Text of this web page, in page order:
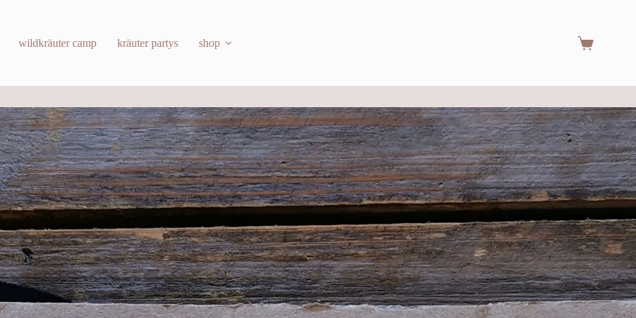
wildkräuter camp kräuter partys shop Warenkorb